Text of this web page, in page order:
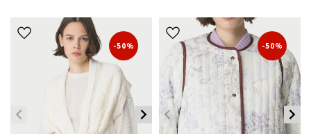
-50% -50%